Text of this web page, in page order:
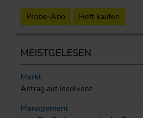
Probe-Abo Heft kaufen
MEISTGELESEN
Markt
Antrag auf Insolvenz
Management